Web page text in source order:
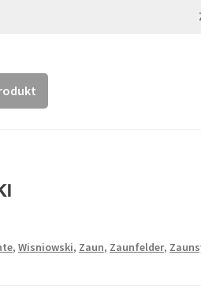
, Wisniowski, Zaun, Zaunfelder,